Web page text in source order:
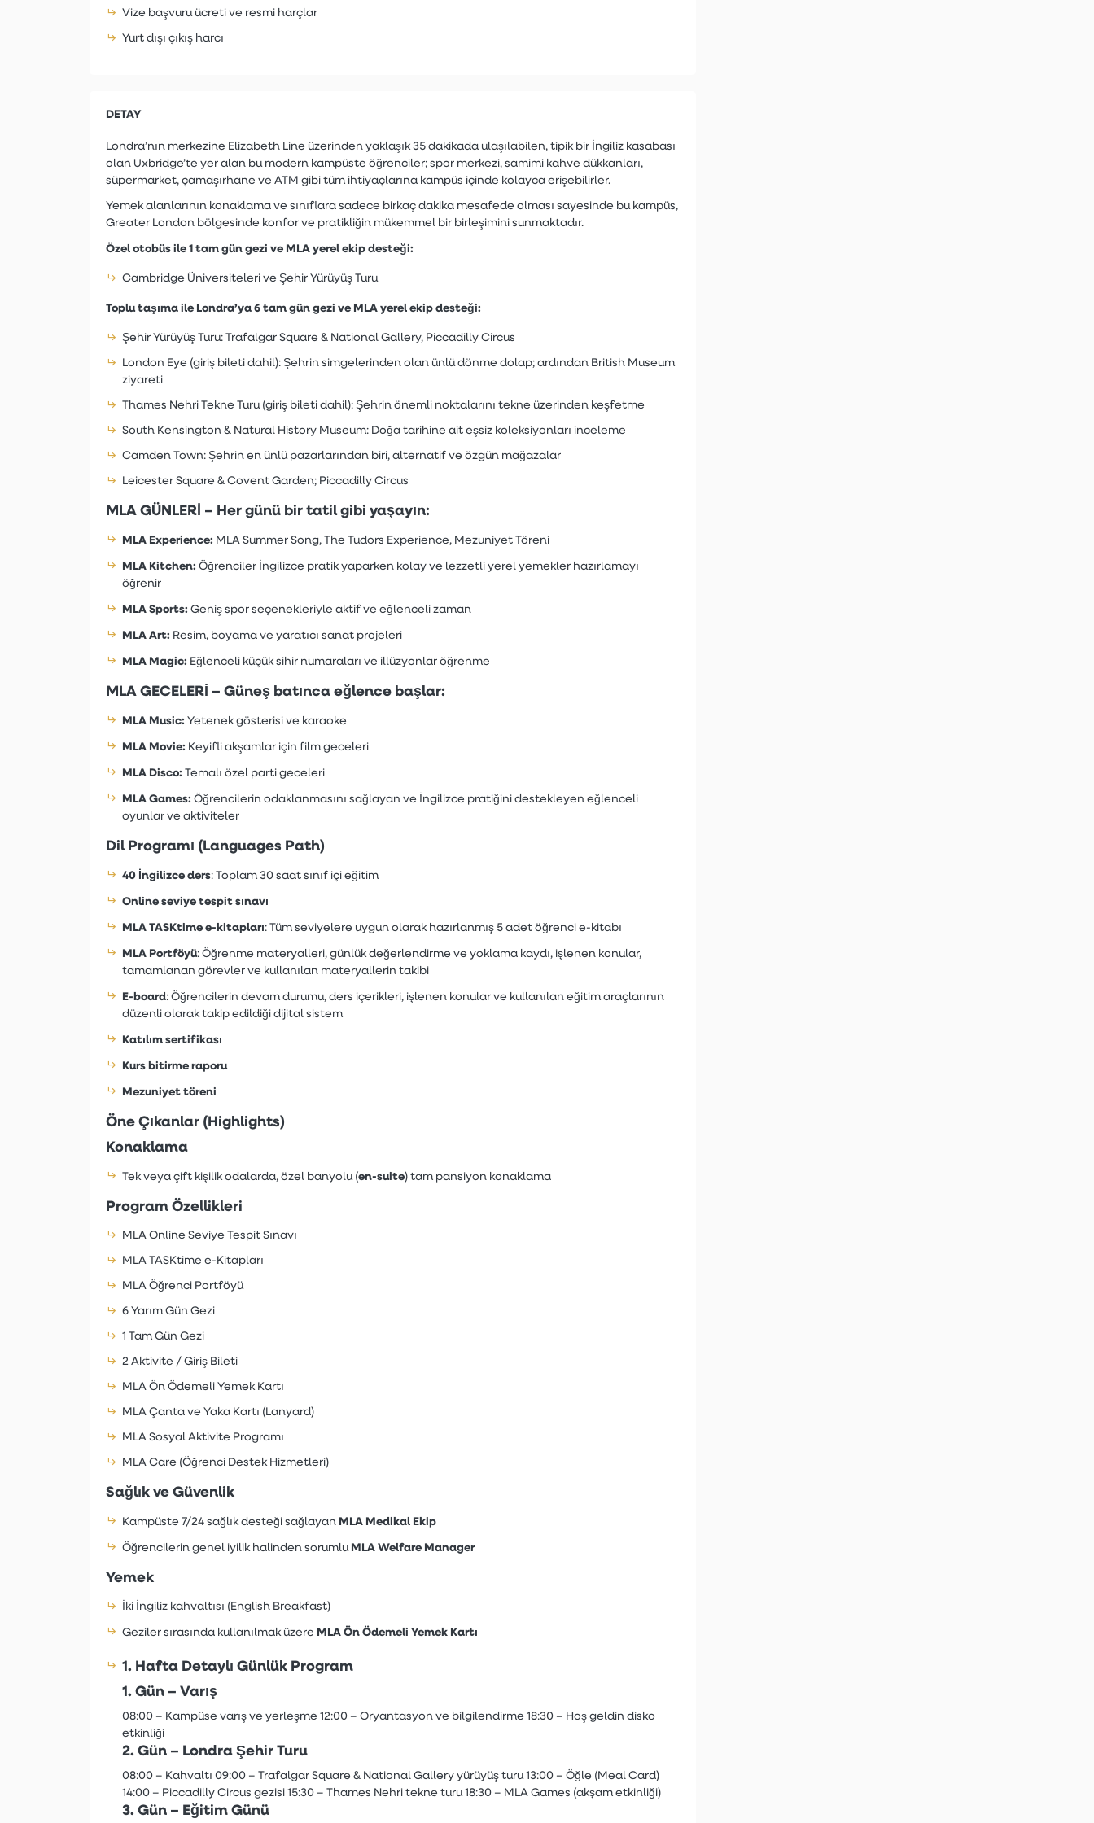
Vize başvuru ücreti ve resmi harçlar
Yurt dışı çıkış harcı
DETAY
Londra’nın merkezine Elizabeth Line üzerinden yaklaşık 35 dakikada ulaşılabilen, tipik bir İngiliz kasabası
olan Uxbridge’te yer alan bu modern kampüste öğrenciler; spor merkezi, samimi kahve dükkanları,
süpermarket, çamaşırhane ve ATM gibi tüm ihtiyaçlarına kampüs içinde kolayca erişebilirler.
Yemek alanlarının konaklama ve sınıflara sadece birkaç dakika mesafede olması sayesinde bu kampüs,
Greater London bölgesinde konfor ve pratikliğin mükemmel bir birleşimini sunmaktadır.
Özel otobüs ile 1 tam gün gezi ve MLA yerel ekip desteği:
Cambridge Üniversiteleri ve Şehir Yürüyüş Turu
Toplu taşıma ile Londra’ya 6 tam gün gezi ve MLA yerel ekip desteği:
Şehir Yürüyüş Turu: Trafalgar Square & National Gallery, Piccadilly Circus
London Eye (giriş bileti dahil): Şehrin simgelerinden olan ünlü dönme dolap; ardından British Museum
ziyareti
Thames Nehri Tekne Turu (giriş bileti dahil): Şehrin önemli noktalarını tekne üzerinden keşfetme
South Kensington & Natural History Museum: Doğa tarihine ait eşsiz koleksiyonları inceleme
Camden Town: Şehrin en ünlü pazarlarından biri, alternatif ve özgün mağazalar
Leicester Square & Covent Garden; Piccadilly Circus
MLA GÜNLERİ – Her günü bir tatil gibi yaşayın:
MLA Experience: MLA Summer Song, The Tudors Experience, Mezuniyet Töreni
MLA Kitchen: Öğrenciler İngilizce pratik yaparken kolay ve lezzetli yerel yemekler hazırlamayı
öğrenir
MLA Sports: Geniş spor seçenekleriyle aktif ve eğlenceli zaman
MLA Art: Resim, boyama ve yaratıcı sanat projeleri
MLA Magic: Eğlenceli küçük sihir numaraları ve illüzyonlar öğrenme
MLA GECELERİ – Güneş batınca eğlence başlar:
MLA Music: Yetenek gösterisi ve karaoke
MLA Movie: Keyifli akşamlar için film geceleri
MLA Disco: Temalı özel parti geceleri
MLA Games: Öğrencilerin odaklanmasını sağlayan ve İngilizce pratiğini destekleyen eğlenceli
oyunlar ve aktiviteler
Dil Programı (Languages Path)
40 İngilizce ders: Toplam 30 saat sınıf içi eğitim
Online seviye tespit sınavı
MLA TASKtime e-kitapları: Tüm seviyelere uygun olarak hazırlanmış 5 adet öğrenci e-kitabı
MLA Portföyü: Öğrenme materyalleri, günlük değerlendirme ve yoklama kaydı, işlenen konular,
tamamlanan görevler ve kullanılan materyallerin takibi
E-board: Öğrencilerin devam durumu, ders içerikleri, işlenen konular ve kullanılan eğitim araçlarının
düzenli olarak takip edildiği dijital sistem
Katılım sertifikası
Kurs bitirme raporu
Mezuniyet töreni
Öne Çıkanlar (Highlights)
Konaklama
Tek veya çift kişilik odalarda, özel banyolu (en-suite) tam pansiyon konaklama
Program Özellikleri
MLA Online Seviye Tespit Sınavı
MLA TASKtime e-Kitapları
MLA Öğrenci Portföyü
6 Yarım Gün Gezi
1 Tam Gün Gezi
2 Aktivite / Giriş Bileti
MLA Ön Ödemeli Yemek Kartı
MLA Çanta ve Yaka Kartı (Lanyard)
MLA Sosyal Aktivite Programı
MLA Care (Öğrenci Destek Hizmetleri)
Sağlık ve Güvenlik
Kampüste 7/24 sağlık desteği sağlayan MLA Medikal Ekip
Öğrencilerin genel iyilik halinden sorumluMLA Welfare Manager
Yemek
İki İngiliz kahvaltısı (English Breakfast)
Geziler sırasında kullanılmak üzere MLA Ön Ödemeli Yemek Kartı
1. Hafta Detaylı Günlük Program
1. Gün – Varış
08:00 – Kampüse varış ve yerleşme 12:00 – Oryantasyon ve bilgilendirme 18:30 – Hoş geldin disko
etkinliği
2. Gün – Londra Şehir Turu
08:00 – Kahvaltı 09:00 – Trafalgar Square & National Gallery yürüyüş turu13:00 – Öğle (Meal Card)
14:00 – Piccadilly Circus gezisi15:30 – Thames Nehri tekne turu18:30 – MLA Games (akşam etkinliği)
3. Gün – Eğitim Günü